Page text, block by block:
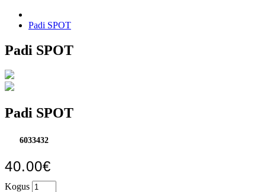
Padi SPOT
Padi SPOT
Padi SPOT
6033432
40.00€
Kogus